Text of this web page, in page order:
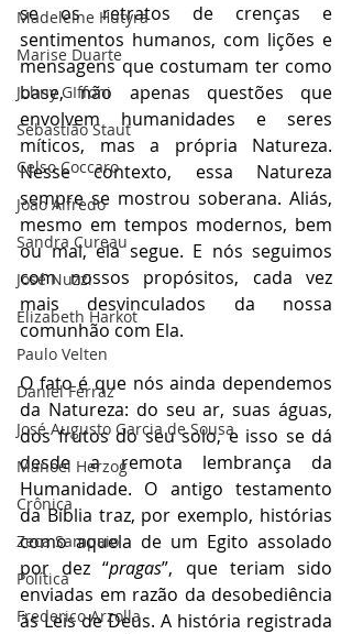
Madeleine Hutyra
Marise Duarte
Johny GIffoni
Sebastião Staut
Celso Coccaro
João Alfredo
Sandra Cureau
José Nuzzi
Elizabeth Harkot
Paulo Velten
Daniel Ferraz
José Augusto Garcia de Sousa
Manoel Herzog
Crônica
Zeca Sampaio
Política
Frederico Arzolla
se os retratos de crenças e
sentimentos humanos, com lições e
mensagens que costumam ter como
base, não apenas questões que
envolvem humanidades e seres
míticos, mas a própria Natureza.
Nesse contexto, essa Natureza
sempre se mostrou soberana. Aliás,
mesmo em tempos modernos, bem
ou mal, ela segue. E nós seguimos
com nossos propósitos, cada vez
mais desvinculados da nossa
comunhão com Ela.
O fato é que nós ainda dependemos
da Natureza: do seu ar, suas águas,
dos frutos do seu solo, e isso se dá
desde a remota lembrança da
Humanidade. O antigo testamento
da Bíblia traz, por exemplo, histórias
como aquela de um Egito assolado
por dez “pragas”, que teriam sido
enviadas em razão da desobediência
às Leis de Deus. A história registrada